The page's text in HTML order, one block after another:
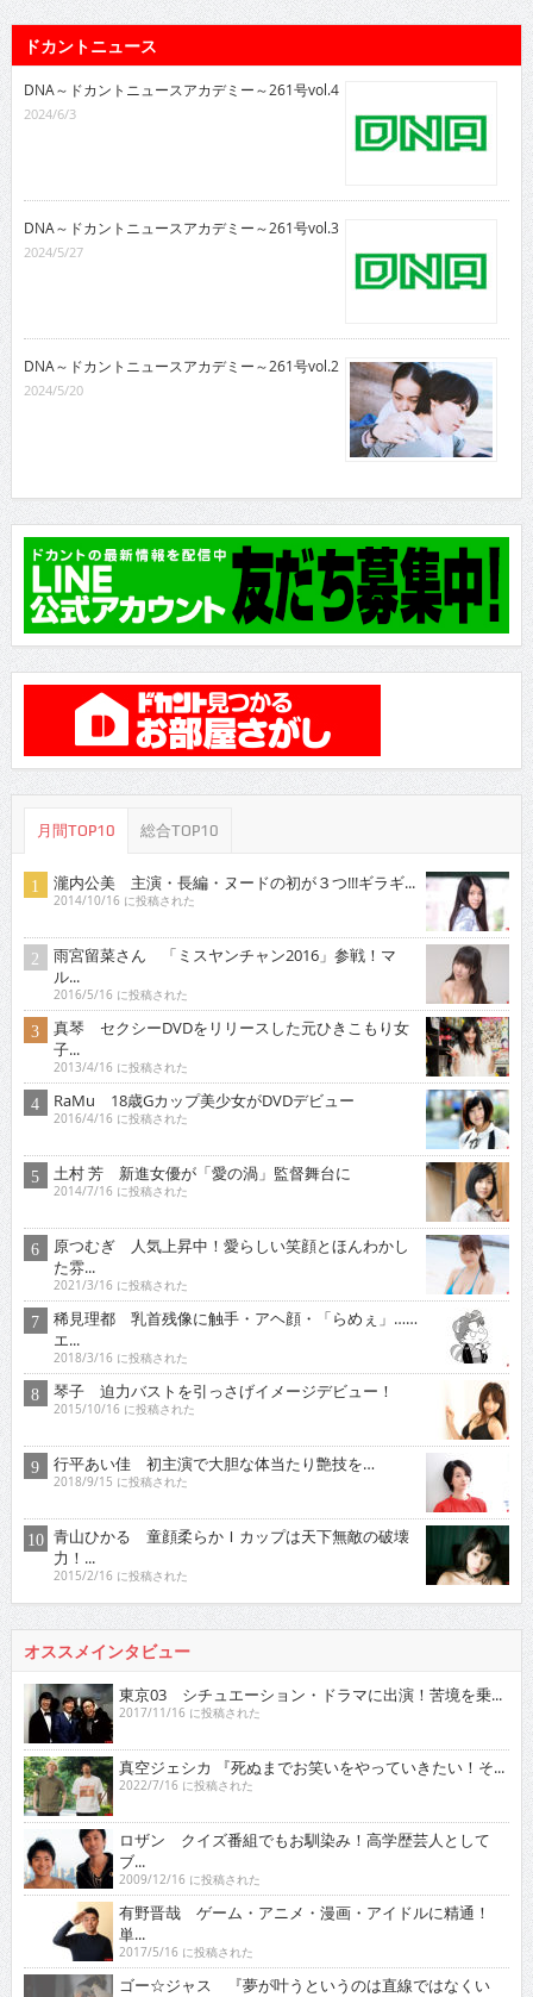
ドカントニュース
DNA～ドカントニュースアカデミー～261号vol.4
2024/6/3
DNA～ドカントニュースアカデミー～261号vol.3
2024/5/27
DNA～ドカントニュースアカデミー～261号vol.2
2024/5/20
月間TOP10 総合TOP10
瀧内公美 主演・長編・ヌードの初が３つ!!!ギラギ...
2014/10/16 に投稿された
雨宮留菜さん 「ミスヤンチャン2016」参戦！マ
ル...
2016/5/16 に投稿された
真琴 セクシーDVDをリリースした元ひきこもり女
子...
2013/4/16 に投稿された
RaMu 18歳Gカップ美少女がDVDデビュー
2016/4/16 に投稿された
土村 芳 新進女優が「愛の渦」監督舞台に
2014/7/16 に投稿された
原つむぎ 人気上昇中！愛らしい笑顔とほんわかし
た雰...
2021/3/16 に投稿された
稀見理都 乳首残像に触手・アヘ顔・「らめぇ」……
エ...
2018/3/16 に投稿された
琴子 迫力バストを引っさげイメージデビュー！
2015/10/16 に投稿された
行平あい佳 初主演で大胆な体当たり艶技を…
2018/9/15 に投稿された
青山ひかる 童顔柔らかＩカップは天下無敵の破壊
力！...
2015/2/16 に投稿された
オススメインタビュー
東京03 シチュエーション・ドラマに出演！苦境を乗...
2017/11/16 に投稿された
真空ジェシカ 『死ぬまでお笑いをやっていきたい！そ...
2022/7/16 に投稿された
ロザン クイズ番組でもお馴染み！高学歴芸人として
ブ...
2009/12/16 に投稿された
有野晋哉 ゲーム・アニメ・漫画・アイドルに精通！
単...
2017/5/16 に投稿された
ゴー☆ジャス 『夢が叶うというのは直線ではなくい